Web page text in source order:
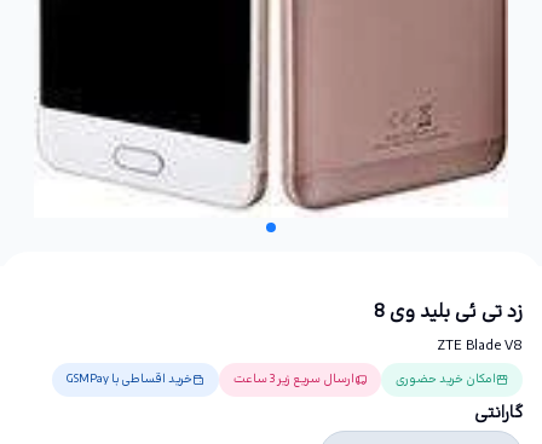
زد تی ئی بلید وی 8
ZTE Blade V8
امکان خرید حضوری ارسال سریع زیر 3 ساعت خرید اقساطی با GSMPay
گارانتی